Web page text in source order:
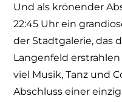
Und als krönender
22:45 Uhr ein
der Stadtgalerie, das
Langenfeld
viel Musik, Tanz und
Abschluss einer